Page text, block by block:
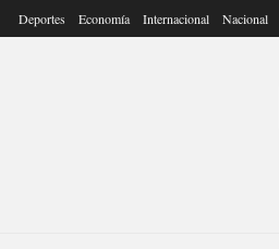
Deportes Economía Internacional Nacional